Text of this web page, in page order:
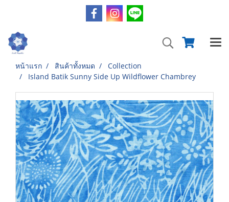
หน้าแรก สินค้าทั้งหมด
Collection
Island Batik Sunny Side Up Wildflower Chambrey